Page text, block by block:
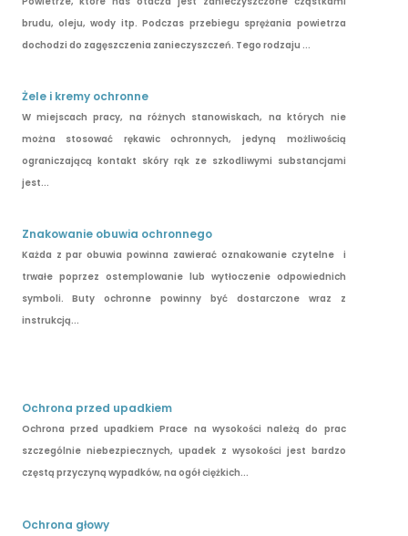
brudu, oleju, wody itp. Podczas przebiegu sprężania powietrza
dochodzi do zagęszczenia zanieczyszczeń. Tego rodzaju ...
Żele i kremy ochronne
W miejscach pracy, na różnych stanowiskach, na których nie
można stosować rękawic ochronnych, jedyną możliwością
ograniczającą kontakt skóry rąk ze szkodliwymi substancjami
jest...
Znakowanie obuwia ochronnego
Każda z par obuwia powinna zawierać oznakowanie czytelne i
trwałe poprzez ostemplowanie lub wytłoczenie odpowiednich
symboli. Buty ochronne powinny być dostarczone wraz z
instrukcją...
Ochrona przed upadkiem
Ochrona przed upadkiem Prace na wysokości należą do prac
szczególnie niebezpiecznych, upadek z wysokości jest bardzo
częstą przyczyną wypadków, na ogół ciężkich...
Ochrona głowy